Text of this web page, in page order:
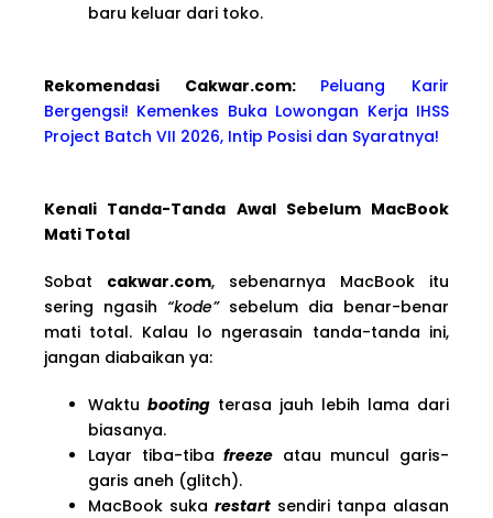
baru keluar dari toko.
Rekomendasi Cakwar.com: Peluang Karir
Bergengsi! Kemenkes Buka Lowongan Kerja IHSS
Project Batch VII 2026, Intip Posisi dan Syaratnya!
Kenali Tanda-Tanda Awal Sebelum MacBook
Mati Total
Sobat cakwar.com, sebenarnya MacBook itu
sering ngasih “kode”sebelum dia benar-benar
mati total. Kalau lo ngerasain tanda-tanda ini,
jangan diabaikan ya:
Waktu booting terasa jauh lebih lama dari
biasanya.
Layar tiba-tibafreeze atau muncul garis-
garis aneh (glitch).
MacBook suka restart sendiri tanpa alasan